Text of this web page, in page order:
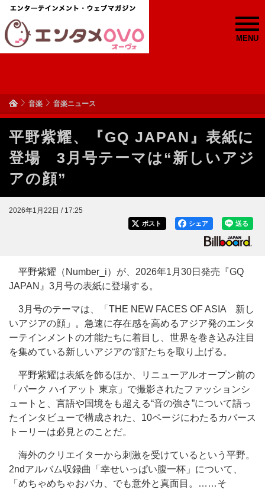
MENU
音楽 音楽ニュース
平野紫耀、『GQ JAPAN』表紙に
登場 3月号テーマは“新しいアジ
アの顔”
2026年1月22日 / 17:25
送る
シェア
ポスト
平野紫耀（Number_i）が、2026年1月30日発売『GQ
JAPAN』3月号の表紙に登場する。
3月号のテーマは、「THE NEW FACES OF ASIA 新し
いアジアの顔」。急速に存在感を高めるアジア発のエンタ
ーテインメントの才能たちに着目し、世界を巻き込み注目
を集めている新しいアジアの“顔”たちを取り上げる。
平野紫耀は表紙を飾るほか、リニューアルオープン前の
「パーク ハイアット 東京」で撮影されたファッションシ
ュートと、言語や国境をも超える“音の強さ”について語っ
たインタビューで構成された、10ページにわたるカバース
トーリーは必見とのことだ。
海外のクリエイターから刺激を受けているという平野。
2ndアルバム収録曲「幸せいっぱい腹一杯」について、
「めちゃめちゃおバカ、でも意外と真面目。……そ